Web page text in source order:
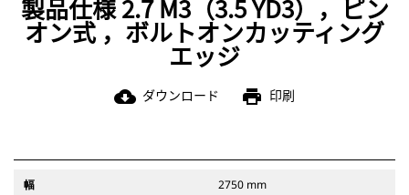
製品仕様 2.7 M3（3.5 YD3），ピン
オン式 ，ボルトオンカッティング
エッジ
cloud_download ダウンロード print 印刷
幅 2750 mm